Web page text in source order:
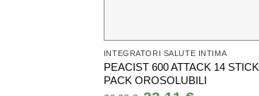
INTEGRATORI SALUTE INTIMA
PEACIST 600 ATTACK 14 STICK
PACK OROSOLUBILI